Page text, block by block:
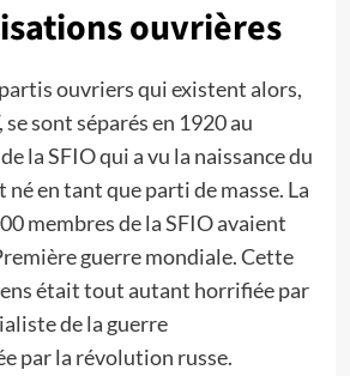
ouvrières
ouvriers qui existent alors,
se sont séparés en 1920 au
la SFIO qui a vu la naissance du
né en tant que parti de masse. La
membres de la SFIO avaient
guerre mondiale. Cette
était tout autant horrifiée par
de la guerre
par la révolution russe.